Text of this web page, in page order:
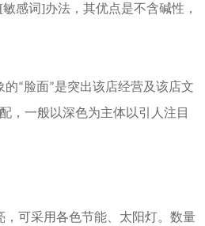
感词]办法，其优点是不含碱性，
的“ 脸面”是突出该店经营及该店文
，一般以深色为主体以引人注目
，可采用各色节能、太阳灯。数量